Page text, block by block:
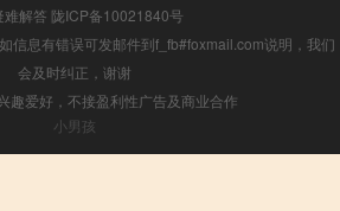
难解答 陇ICP备10021840号
信息有错误可发邮件到f_fb#foxmail.com说明，我们
会及时纠正，谢谢
趣爱好，不接盈利性广告及商业合作
小男孩